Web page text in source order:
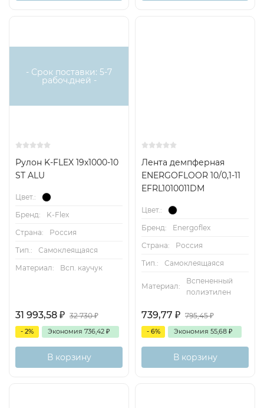
- Срок поставки: 5-7
рабоч.дней -
Рулон K-FLEX 19x1000-10
ST ALU
Цвет.:
Бренд:
K-Flex
Страна:
Россия
Тип.:
Самоклеящаяся
Материал:
Всп. каучук
31 993,58 ₽ 32 730₽
- 2% Экономия 736,42 ₽
В корзину
Лента демпферная
ENERGOFLOOR 10/0,1-11
EFRL1010011DM
Цвет.:
Бренд:
Energoflex
Страна:
Россия
Тип.:
Самоклеящаяся
Материал:
Вспененный
полиэтилен
739,77 ₽ 795,45₽
- 6% Экономия 55,68 ₽
В корзину